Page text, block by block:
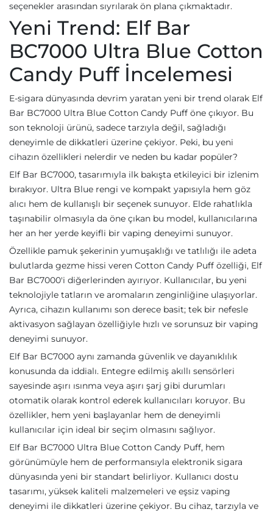
seçenekler arasından sıyrılarak ön plana çıkmaktadır.
Yeni Trend: Elf Bar
BC7000 Ultra Blue Cotton
Candy Puff İncelemesi
E-sigara dünyasında devrim yaratan yeni bir trend olarak Elf
Bar BC7000 Ultra Blue Cotton Candy Puff öne çıkıyor. Bu
son teknoloji ürünü, sadece tarzıyla değil, sağladığı
deneyimle de dikkatleri üzerine çekiyor. Peki, bu yeni
cihazın özellikleri nelerdir ve neden bu kadar popüler?
Elf Bar BC7000, tasarımıyla ilk bakışta etkileyici bir izlenim
bırakıyor. Ultra Blue rengi ve kompakt yapısıyla hem göz
alıcı hem de kullanışlı bir seçenek sunuyor. Elde rahatlıkla
taşınabilir olmasıyla da öne çıkan bu model, kullanıcılarına
her an her yerde keyifli bir vaping deneyimi sunuyor.
Özellikle pamuk şekerinin yumuşaklığı ve tatlılığı ile adeta
bulutlarda gezme hissi veren Cotton Candy Puff özelliği, Elf
Bar BC7000'i diğerlerinden ayırıyor. Kullanıcılar, bu yeni
teknolojiyle tatların ve aromaların zenginliğine ulaşıyorlar.
Ayrıca, cihazın kullanımı son derece basit; tek bir nefesle
aktivasyon sağlayan özelliğiyle hızlı ve sorunsuz bir vaping
deneyimi sunuyor.
Elf Bar BC7000 aynı zamanda güvenlik ve dayanıklılık
konusunda da iddialı. Entegre edilmiş akıllı sensörleri
sayesinde aşırı ısınma veya aşırı şarj gibi durumları
otomatik olarak kontrol ederek kullanıcıları koruyor. Bu
özellikler, hem yeni başlayanlar hem de deneyimli
kullanıcılar için ideal bir seçim olmasını sağlıyor.
Elf Bar BC7000 Ultra Blue Cotton Candy Puff, hem
görünümüyle hem de performansıyla elektronik sigara
dünyasında yeni bir standart belirliyor. Kullanıcı dostu
tasarımı, yüksek kaliteli malzemeleri ve eşsiz vaping
deneyimi ile dikkatleri üzerine çekiyor. Bu cihaz, tarzıyla ve